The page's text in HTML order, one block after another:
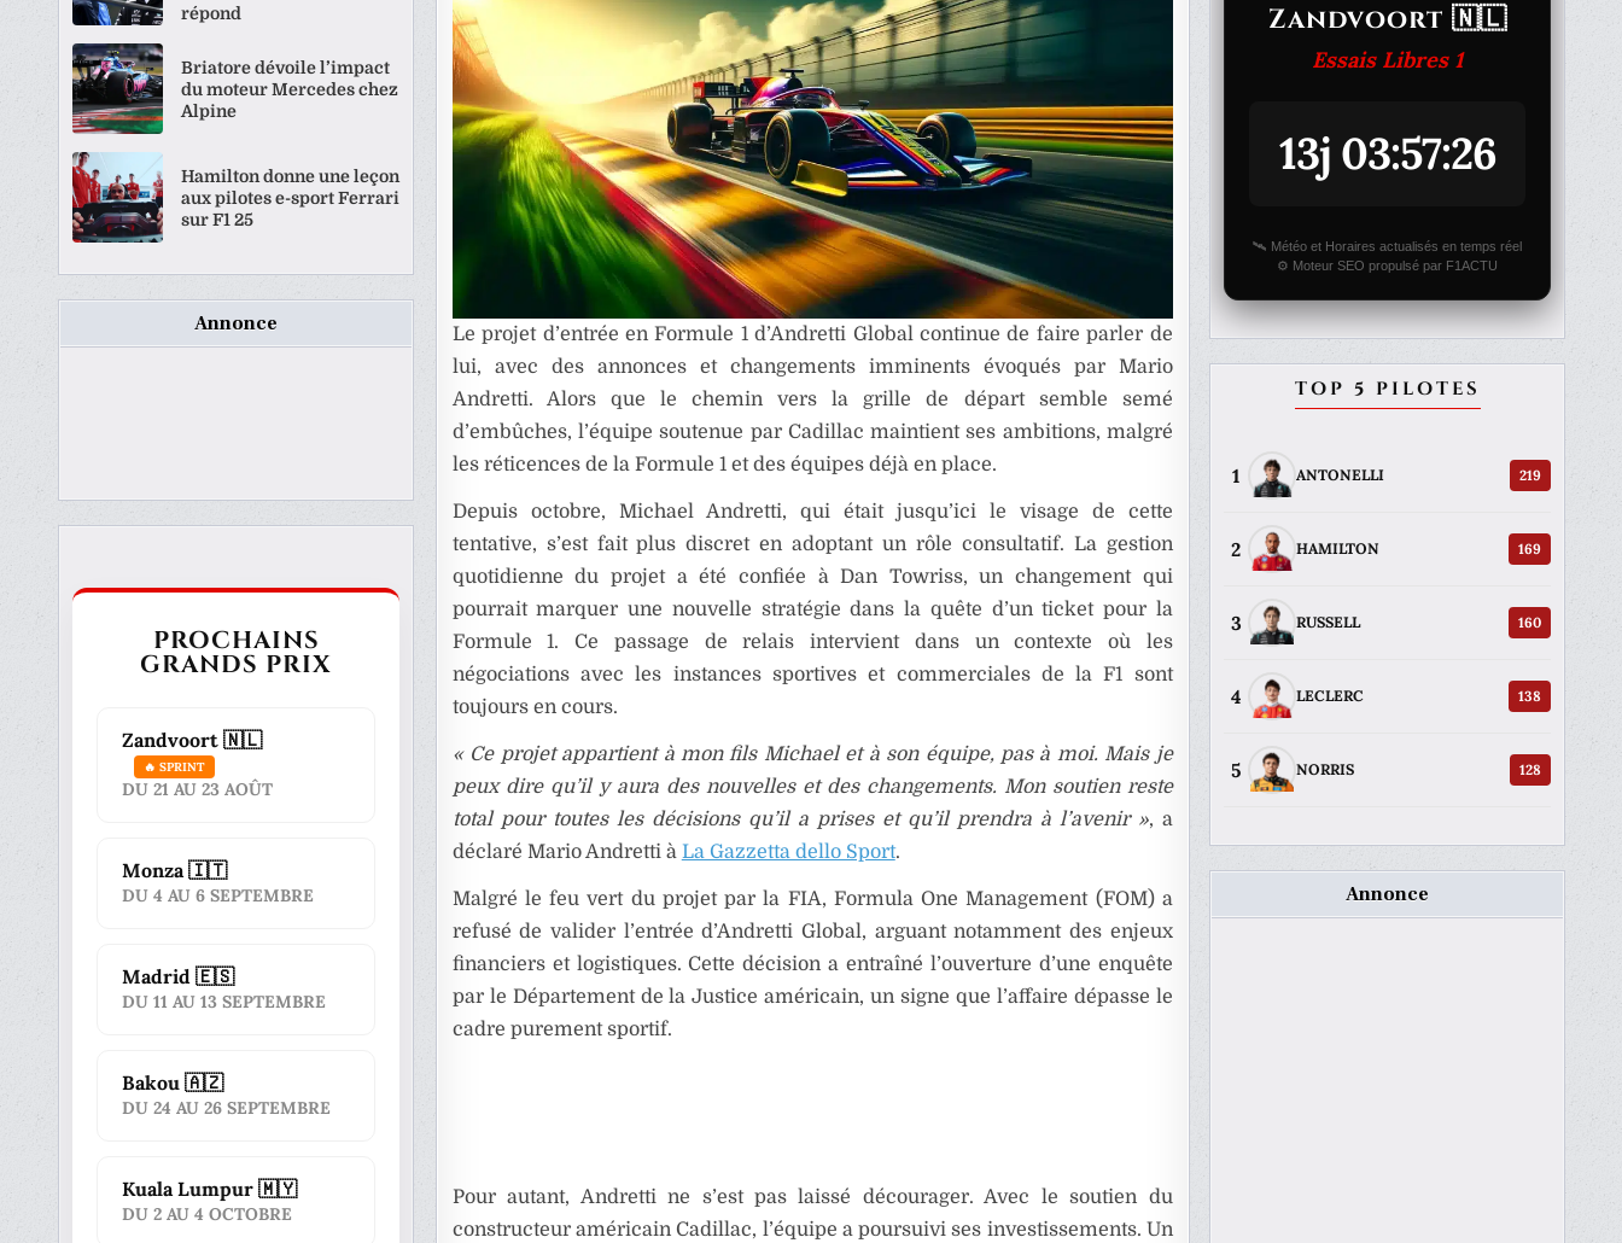
Le projet d’entrée en Formule 1 d’Andretti Global continue de faire parler de
lui, avec des annonces et changements imminents évoqués par Mario
Andretti. Alors que le chemin vers la grille de départ semble semé
d’embûches, l’équipe soutenue par Cadillac maintient ses ambitions, malgré
les réticences de la Formule 1 et des équipes déjà en place.
Depuis octobre, Michael Andretti, qui était jusqu’ici le visage de cette
tentative, s’est fait plus discret en adoptant un rôle consultatif. La gestion
quotidienne du projet a été confiée à Dan Towriss, un changement qui
pourrait marquer une nouvelle stratégie dans la quête d’un ticket pour la
Formule 1. Ce passage de relais intervient dans un contexte où les
négociations avec les instances sportives et commerciales de la F1 sont
toujours en cours.
« Ce projet appartient à mon fils Michael et à son équipe, pas à moi. Mais je
peux dire qu’il y aura des nouvelles et des changements. Mon soutien reste
total pour toutes les décisions qu’il a prises et qu’il prendra à l’avenir », a
déclaré Mario Andretti à La Gazzetta dello Sport.
Malgré le feu vert du projet par la FIA, Formula One Management (FOM) a
refusé de valider l’entrée d’Andretti Global, arguant notamment des enjeux
financiers et logistiques. Cette décision a entraîné l’ouverture d’une enquête
par le Département de la Justice américain, un signe que l’affaire dépasse le
cadre purement sportif.
Pour autant, Andretti ne s’est pas laissé décourager. Avec le soutien du
constructeur américain Cadillac, l’équipe a poursuivi ses investissements. Un
répond
Briatore dévoile l’impact
du moteur Mercedes chez
Alpine
Hamilton donne une leçon
aux pilotes e-sport Ferrari
sur F1 25
Annonce
PROCHAINS
GRANDS PRIX
Zandvoort 🇳🇱
🔥 SPRINT
DU 21 AU 23 AOÛT
Monza 🇮🇹
DU 4 AU 6 SEPTEMBRE
Madrid 🇪🇸
DU 11 AU 13 SEPTEMBRE
Bakou 🇦🇿
DU 24 AU 26 SEPTEMBRE
Kuala Lumpur 🇲🇾
DU 2 AU 4 OCTOBRE
Zandvoort 🇳🇱
Essais Libres 1
13j 03:57:26
🛰️ Météo et Horaires actualisés en temps réel
⚙️ Moteur SEO propulsé par F1ACTU
TOP 5 PILOTES
1 ANTONELLI 219
2 HAMILTON 169
3 RUSSELL 160
4 LECLERC 138
5 NORRIS 128
Annonce